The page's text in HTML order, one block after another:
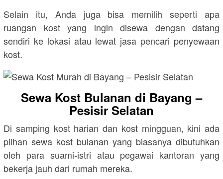
Selain itu, Anda juga bisa memilih seperti apa
ruangan kost yang ingin disewa dengan datang
sendiri ke lokasi atau lewat jasa pencari penyewaan
kost.
Sewa Kost Bulanan di Bayang –
Pesisir Selatan
Di samping kost harian dan kost mingguan, kini ada
pilhan sewa kost bulanan yang biasanya dibutuhkan
oleh para suami-istri atau pegawai kantoran yang
bekerja jauh dari rumah mereka.